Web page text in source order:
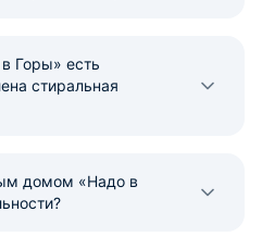
Горы» есть
стиральная
домом «Надо в